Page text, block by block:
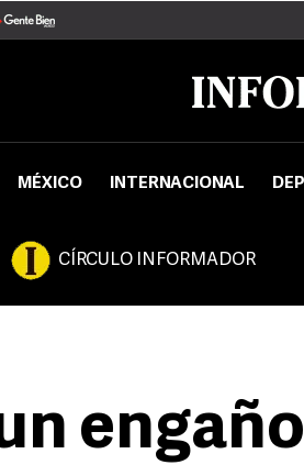
MÉXICO INTERNACIONAL
CÍRCULO INFORMADOR
engaño